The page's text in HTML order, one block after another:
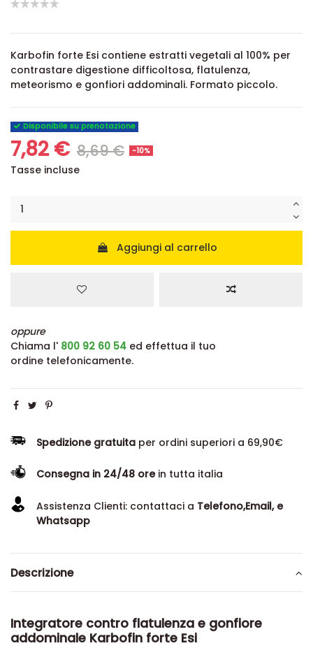
Karbofin forte Esi contiene estratti vegetali al 100% per
contrastare digestione difficoltosa, flatulenza,
meteorismo e gonfiori addominali. Formato piccolo.
Disponibile su prenotazione
7,82 € 8,69 € -10%
Tasse incluse
Aggiungi al carrello
oppure
Chiama l' 800 92 60 54 ed effettua il tuo
ordine telefonicamente.
Spedizione gratuita per ordini superiori a 69,90€
Consegna in 24/48 orein tutta italia
Assistenza Clienti: contattaci a Telefono,Email, e
Whatsapp
Descrizione
Integratore contro flatulenza e gonfiore
addominale Karbofin forte Esi